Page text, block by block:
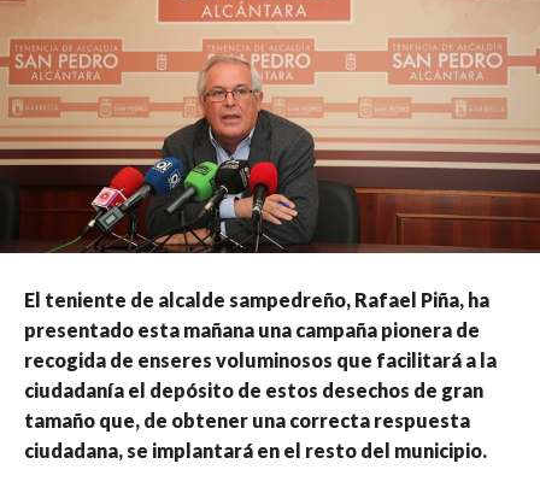
El teniente de alcalde sampedreño, Rafael Piña, ha
presentado esta mañana una campaña pionera de
recogida de enseres voluminosos que facilitará a la
ciudadanía el depósito de estos desechos de gran
tamaño que, de obtener una correcta respuesta
ciudadana, se implantará en el resto del municipio.